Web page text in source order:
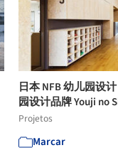
日本 NFB 幼儿园设
园设计品牌 Youji no
Projetos
Marcar